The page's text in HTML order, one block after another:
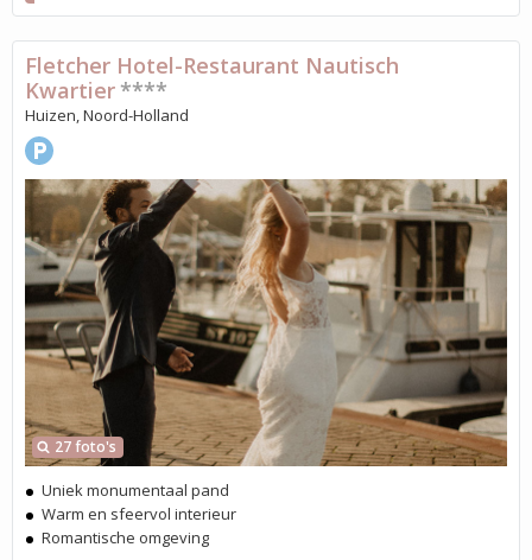
27 foto's
Fletcher Hotel-Restaurant Nautisch
Kwartier ****
Huizen, Noord-Holland
Uniek monumentaal pand
Warm en sfeervol interieur
Romantische omgeving